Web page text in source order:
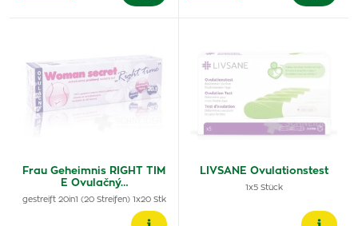
Frau Geheimnis RIGHT TIM
E Ovulačný…
gestreift 20in1 (20 Streifen) 1x20 Stk
LIVSANE Ovulationstest
1x5 Stück